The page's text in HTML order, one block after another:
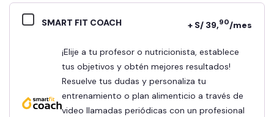
SMART FIT COACH + S/ 39,90/mes
¡Elije a tu profesor o nutricionista, establece
tus objetivos y obtén mejores resultados!
Resuelve tus dudas y personaliza tu
entrenamiento o plan alimenticio a través de
video llamadas periódicas con un profesional